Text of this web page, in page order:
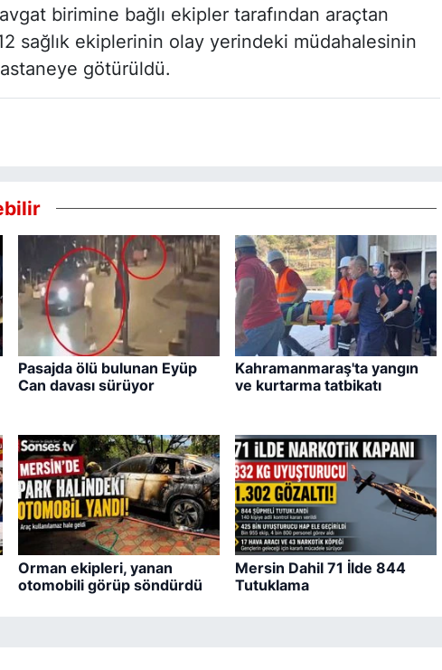
birimine bağlı ekipler tarafından araçtan
sağlık ekiplerinin olay yerindeki müdahalesinin
götürüldü.
Pasajda ölü bulunan Eyüp
Can davası sürüyor
Kahramanmaraş'ta yangın
ve kurtarma tatbikatı
Orman ekipleri, yanan
otomobili görüp söndürdü
Mersin Dahil 71 İlde 844
Tutuklama